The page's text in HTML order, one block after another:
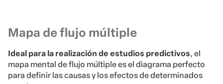
Mapa de flujo múltiple
Ideal para la realización de estudios predictivos, el
mapa mental de flujo múltiple es el diagrama perfecto
para definir las causas y los efectos de determinados